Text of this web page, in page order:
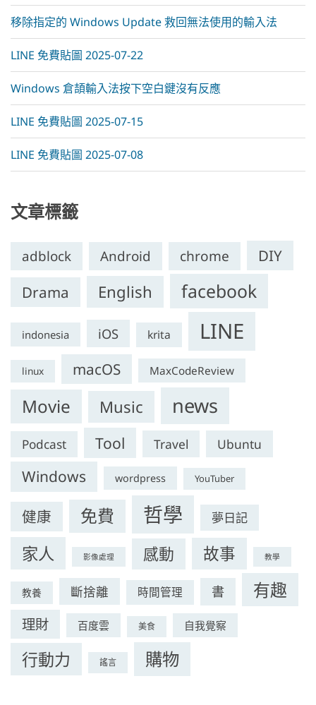
移除指定的 Windows Update 救回無法使用的輸入法
LINE 免費貼圖 2025-07-22
Windows 倉頡輸入法按下空白鍵沒有反應
LINE 免費貼圖 2025-07-15
LINE 免費貼圖 2025-07-08
文章標籤
adblock Android chrome
DIY
Drama
English facebook
indonesia iOS krita LINE
linux macOS MaxCodeReview
Movie Music news
Podcast Tool Travel Ubuntu
Windows wordpress YouTuber
健康 免費 哲學 夢日記
家人 影像處理 感動 故事 教學
教養 斷捨離 時間管理 書 有趣
理財 百度雲 美食 自我覺察
行動力 謠言 購物